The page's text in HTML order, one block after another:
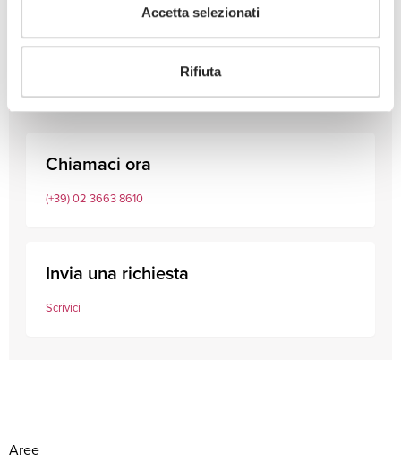
Accetta selezionati
Rifiuta
Consulta i nostri professionisti
Chiamaci ora
(+39) 02 3663 8610
Invia una richiesta
Scrivici
Aree